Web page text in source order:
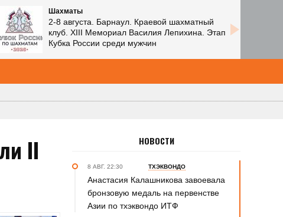
Шахматы
2-8 августа. Барнаул. Краевой шахматный
клуб. XIII Мемориал Василия Лепихина. Этап
Кубка России среди мужчин
II
НОВОСТИ
8 АВГ. 22:30 ТХЭКВОНДО
Анастасия Калашникова завоевала
бронзовую медаль на первенстве
Азии по тхэквондо ИТФ